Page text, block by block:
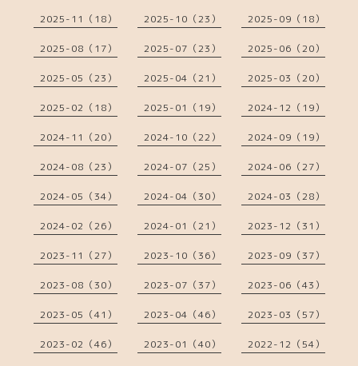
2025-11（18） 2025-10（23） 2025-09（18）
2025-08（17） 2025-07（23） 2025-06（20）
2025-05（23） 2025-04（21） 2025-03（20）
2025-02（18） 2025-01（19） 2024-12（19）
2024-11（20） 2024-10（22） 2024-09（19）
2024-08（23） 2024-07（25） 2024-06（27）
2024-05（34） 2024-04（30） 2024-03（28）
2024-02（26） 2024-01（21） 2023-12（31）
2023-11（27） 2023-10（36） 2023-09（37）
2023-08（30） 2023-07（37） 2023-06（43）
2023-05（41） 2023-04（46） 2023-03（57）
2023-02（46） 2023-01（40） 2022-12（54）